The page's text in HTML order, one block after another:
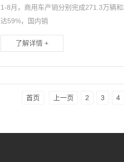
1-8月，商用车产销分别完成271.3万辆
达59%，国内销
了解详情 +
首页 上一页 2 3 4